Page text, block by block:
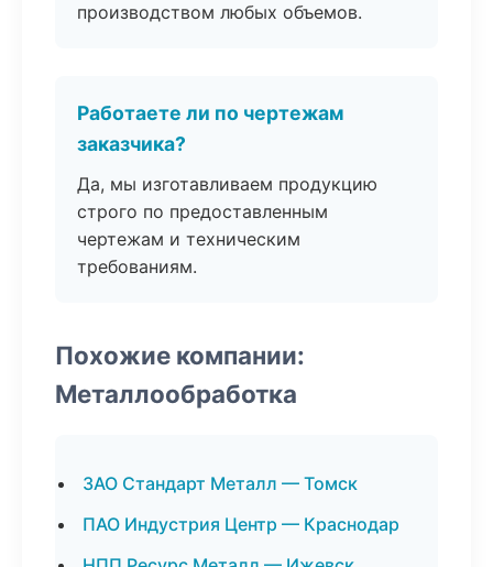
производством любых объемов.
Работаете ли по чертежам
заказчика?
Да, мы изготавливаем продукцию
строго по предоставленным
чертежам и техническим
требованиям.
Похожие компании:
Металлообработка
ЗАО Стандарт Металл — Томск
ПАО Индустрия Центр — Краснодар